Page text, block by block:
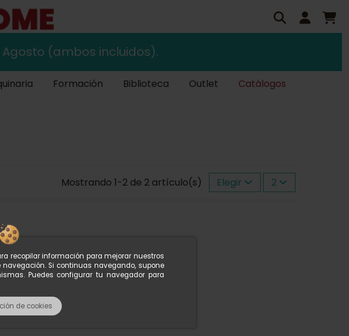
recopilar información para mejorar nuestros
Si continuas navegando, supone
Puedes configurar tu navegador para
de cookies
Agosto (ambos incluidos).
Formación Biblioteca Outlet Catálogos
Mostrando 1-2 de 2 artículo(s) Elegir 2